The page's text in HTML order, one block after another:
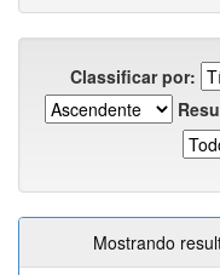
Classificar por:
Mostrando